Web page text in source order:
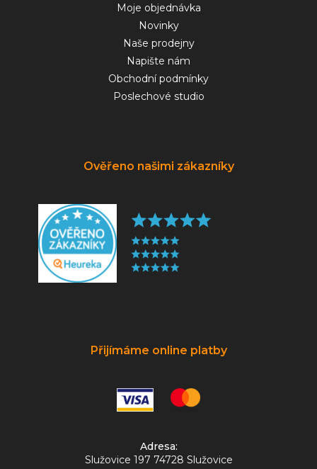
Moje objednávka
Novinky
Naše prodejny
Napište nám
Obchodní podmínky
Poslechové studio
Ověřeno našimi zákazníky
Přijímáme online platby
Adresa:
Služovice 197 74728 Služovice